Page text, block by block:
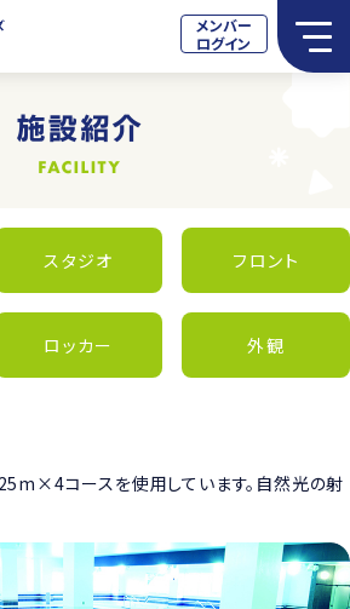
メンバー
ログイン
スタジオ フロント
ロッカー 外観
25m×4コースを使用しています。自然光の射